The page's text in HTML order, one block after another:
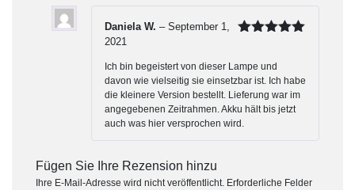
Daniela W. – September 1,
2021
Ich bin begeistert von dieser Lampe und
davon wie vielseitig sie einsetzbar ist. Ich habe
die kleinere Version bestellt. Lieferung war im
angegebenen Zeitrahmen. Akku hält bis jetzt
auch was hier versprochen wird.
Fügen Sie Ihre Rezension hinzu
Ihre E-Mail-Adresse wird nicht veröffentlicht. Erforderliche Felder